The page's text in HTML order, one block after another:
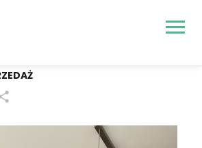
POGODNO